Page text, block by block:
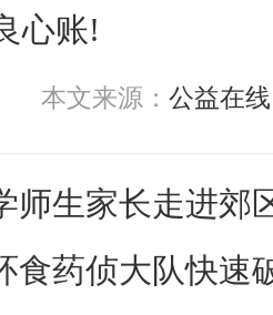
心账!
本文来源： 公益在线
师生家长走进郊
食药侦大队快速